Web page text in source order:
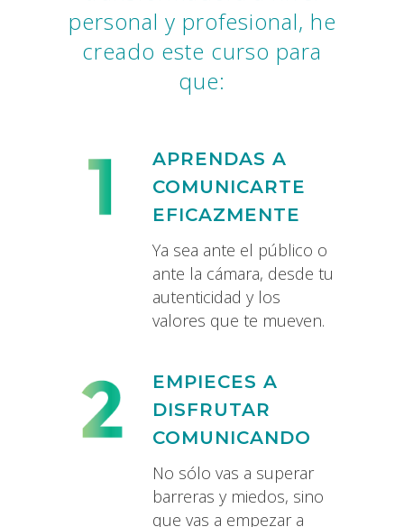
personal y profesional, he
creado este curso para
que:
APRENDAS A
COMUNICARTE
EFICAZMENTE
Ya sea ante el público o
ante la cámara, desde tu
autenticidad y los
valores que te mueven.
EMPIECES A
DISFRUTAR
COMUNICANDO
No sólo vas a superar
barreras y miedos, sino
que vas a empezar a